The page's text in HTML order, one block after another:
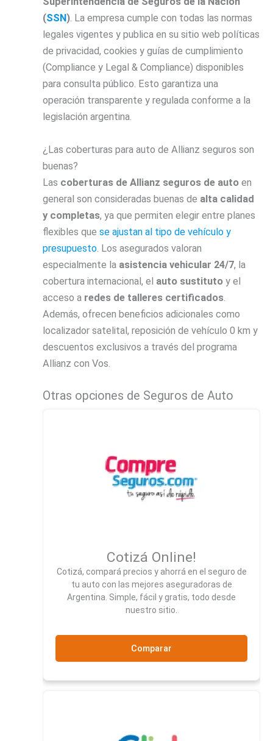
(SSN ). La empresa cumple con todas las normas
legales vigentes y publica en su sitio web políticas
de privacidad, cookies y guías de cumplimiento
(Compliance y Legal & Compliance) disponibles
para consulta público. Esto garantiza una
operación transparente y regulada conforme a la
legislación argentina.
¿Las coberturas para auto de Allianz seguros son
buenas?
Las coberturas de Allianz seguros de autoen
general son consideradas buenas de alta calidad
y completas, ya que permiten elegir entre planes
flexibles que se ajustan al tipo de vehículo y
presupuesto. Los asegurados valoran
especialmente la asistencia vehicular 24/7, la
cobertura internacional, el auto sustitutoy el
acceso a redes de talleres certificados.
Además, ofrecen beneficios adicionales como
localizador satelital, reposición de vehículo 0 km y
descuentos exclusivos a través del programa
Allianz con Vos.
Otras opciones de Seguros de Auto
Cotizá Online!
Cotizá, compará precios y ahorrá en el seguro de
tu auto con las mejores aseguradoras de
Argentina. Simple, fácil y gratis, todo desde
nuestro sitio.
Comparar